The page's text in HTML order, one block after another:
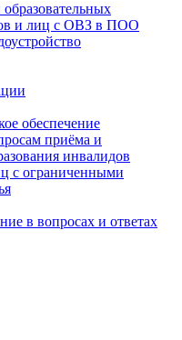
и лиц с ОВЗ в ПОО
обеспечение
приёма и
инвалидов
с ограниченными
в вопросах и ответах